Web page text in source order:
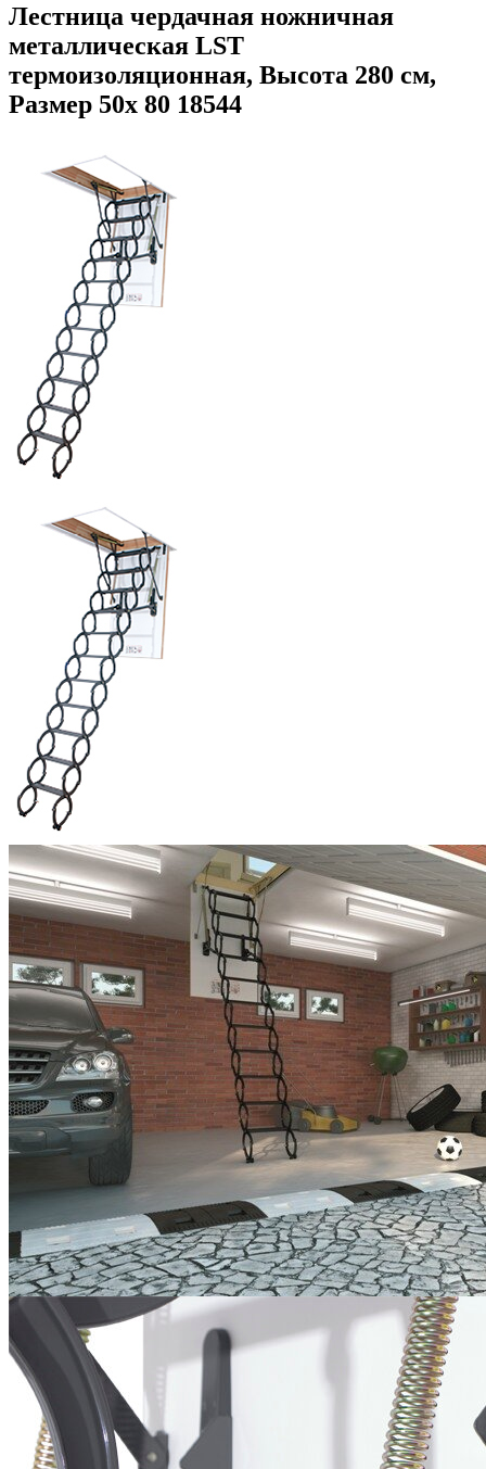
Лестница чердачная ножничная
металлическая LST
термоизоляционная, Высота 280 см,
Размер 50х 80 18544